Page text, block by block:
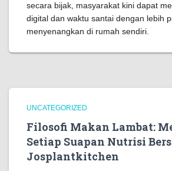
secara bijak, masyarakat kini dapat
digital dan waktu santai dengan lebih
menyenangkan di rumah sendiri.
UNCATEGORIZED
Filosofi Makan Lambat:
Setiap Suapan Nutrisi
Josplantkitchen